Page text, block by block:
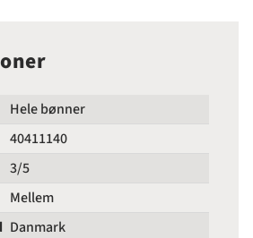
Hele bønner
40411140
3/5
Mellem
Danmark